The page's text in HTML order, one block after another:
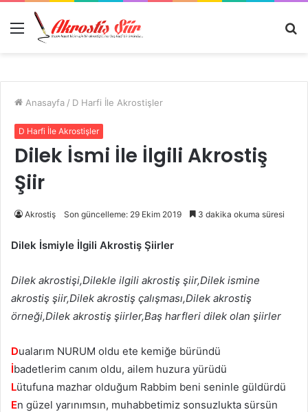
Menü
Anasayfa / D Harfi İle Akrostişler
D Harfi İle Akrostişler
Dilek İsmi İle İlgili Akrostiş
Şiir
Akrostiş Son güncelleme: 29 Ekim 2019 3 dakika okuma süresi
Dilek İsmiyle İlgili Akrostiş Şiirler
Dilek akrostişi,Dilekle ilgili akrostiş şiir,Dilek ismine
akrostiş şiir,Dilek akrostiş çalışması,Dilek akrostiş
örneği,Dilek akrostiş şiirler,Baş harfleri dilek olan şiirler
Dualarım NURUM oldu ete kemiğe büründü
İbadetlerim canım oldu, ailem huzura yürüdü
Lütufuna mazhar olduğum Rabbim beni seninle güldürdü
En güzel yarınımsın, muhabbetimiz sonsuzlukta sürsün